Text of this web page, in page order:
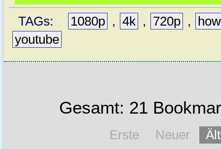
TAGs: 1080p , 4k , 720p ,
youtube
Gesamt: 21
Erste Neuer